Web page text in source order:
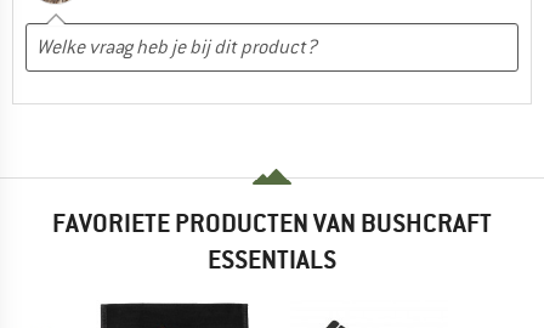
FAVORIETE PRODUCTEN VAN BUSHCRAFT
ESSENTIALS